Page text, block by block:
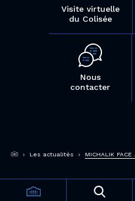
Visite virtuelle
du Colisée
Nous
contacter
Les actualités MICHALIK